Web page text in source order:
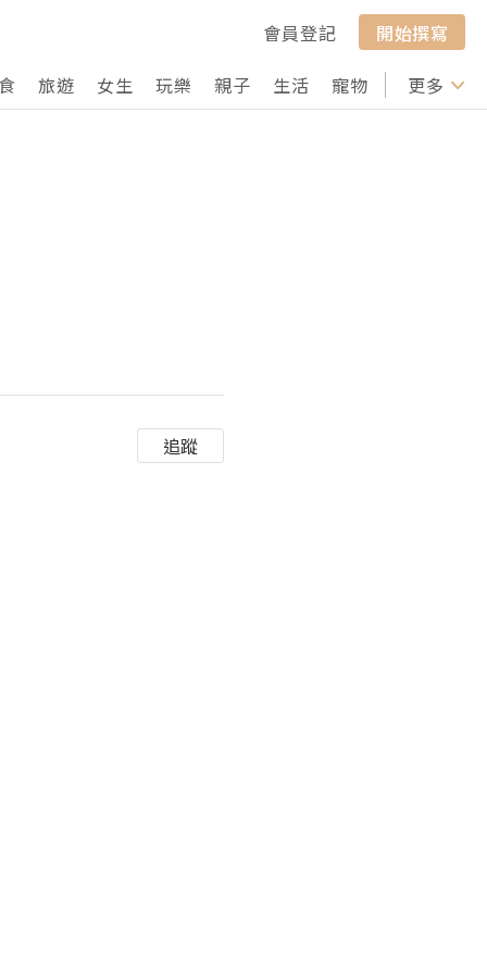
會員登記
開始撰寫
旅遊 女生 玩樂 親子 生活 寵物 行山 打卡
更多
追蹤